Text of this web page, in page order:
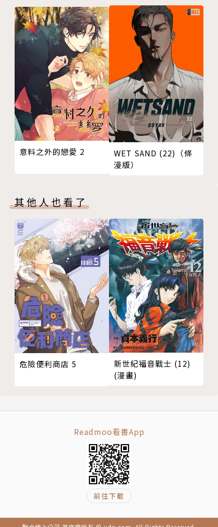
意料之外的戀愛 2
WET SAND (22)（條
漫版）
其他人也看了
危險便利商店 5
新世紀福音戰士 (12)
(漫畫)
Readmoo看書App
前往下載